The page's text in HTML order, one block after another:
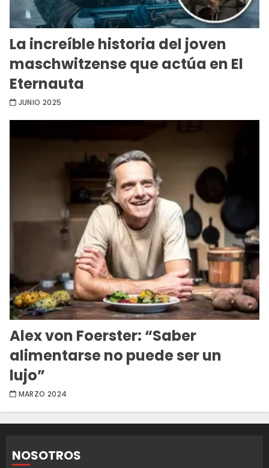
La increíble historia del joven
maschwitzense que actúa en El
Eternauta
JUNIO 2025
Alex von Foerster: “Saber
alimentarse no puede ser un
lujo”
MARZO 2024
NOSOTROS